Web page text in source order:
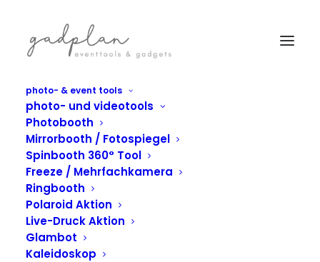
photo- & event tools
photo- und videotools
Photobooth
Mirrorbooth / Fotospiegel
Spinbooth 360° Tool
Freeze / Mehrfachkamera
Ringbooth
Polaroid Aktion
Live-Druck Aktion
Glambot
Kaleidoskop